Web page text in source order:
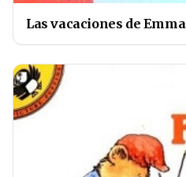
Las vacaciones de Emma